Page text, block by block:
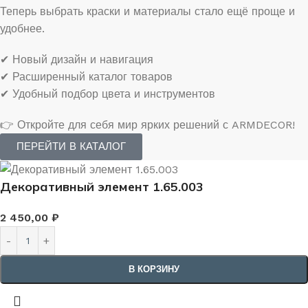
Теперь выбрать краски и материалы стало ещё проще и
удобнее.
✔ Новый дизайн и навигация
✔ Расширенный каталог товаров
✔ Удобный подбор цвета и инструментов
👉 Откройте для себя мир ярких решений с ARMDECOR!
ПЕРЕЙТИ В КАТАЛОГ
Декоративный элемент 1.65.003
2 450,00 ₽
В КОРЗИНУ